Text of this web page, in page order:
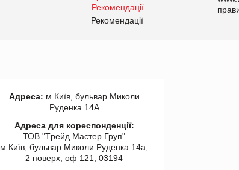
Рекомендації
Адреса: м.Київ, бульвар Миколи
Руденка 14А
Адреса для кореспонденції:
ТОВ "Tрейд Мастер Груп"
м.Київ, бульвар Миколи Руденка 14а,
2 поверх, оф 121, 03194